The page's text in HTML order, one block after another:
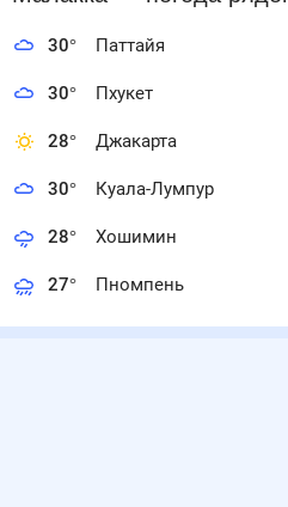
30° Паттайя
30° Пхукет
28° Джакарта
30° Куала-Лумпур
28° Хошимин
27° Пномпень